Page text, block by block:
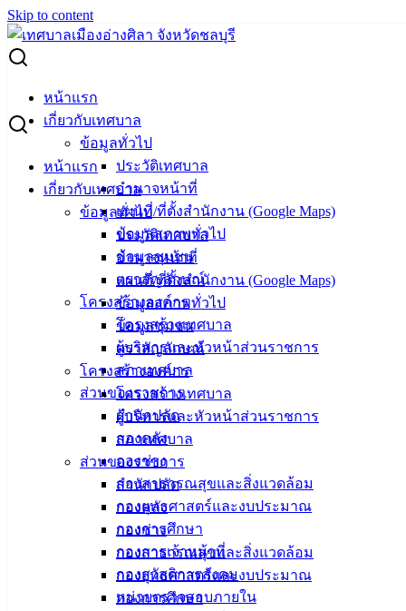
Skip to content
หน้าแรก
เกี่ยวกับเทศบาล
ข้อมูลทั่วไป
ประวัติเทศบาล
อำนาจหน้าที่
แผนที่/ที่ตั้งสำนักงาน (Google Maps)
ข้อมูลสภาพทั่วไป
ข้อมูลชุมชน
ตราสัญลักษณ์
โครงสร้างองค์กร
โครงสร้างเทศบาล
ผู้บริหารและหัวหน้าส่วนราชการ
สภาเทศบาล
ส่วนของราชการ
สำนักปลัด
กองคลัง
กองช่าง
กองสาธารณสุขและสิ่งแวดล้อม
กองยุทธศาสตร์และงบประมาณ
กองการศึกษา
กองการเจ้าหน้าที่
กองสวัสดิการสังคม
หน่วยตรวจสอบภายใน
หน้าแรก
เกี่ยวกับเทศบาล
ข้อมูลทั่วไป
ประวัติเทศบาล
อำนาจหน้าที่
แผนที่/ที่ตั้งสำนักงาน (Google Maps)
ข้อมูลสภาพทั่วไป
ข้อมูลชุมชน
ตราสัญลักษณ์
โครงสร้างองค์กร
โครงสร้างเทศบาล
ผู้บริหารและหัวหน้าส่วนราชการ
สภาเทศบาล
ส่วนของราชการ
สำนักปลัด
กองคลัง
กองช่าง
กองสาธารณสุขและสิ่งแวดล้อม
กองยุทธศาสตร์และงบประมาณ
กองการศึกษา
Search for:
ตารางแสดงวงเงินงบประมาณที่ได้รับจัดสรรและราคากลาง
โครงการก่อสร้างถนนหินคลุก ตรงข้ามหมู่บ้านศศิลา ม. 5
ต.เสม็ด
ตารางแสดงวงเงินงบประมาณที่ได้รับ
จัดสรรและราคากลาง โครงการก่อสร้าง
ถนนหินคลุก ตรงข้ามหมู่บ้านศศิลา ม. 5
มกราคม 4, 2024มกราคม 4, 2024 vichakarn
ประกาศราคากลาง
ถนนหินคลุก ตรงข้ามหมู่บ้านศศิลา ดาวน์โหลด